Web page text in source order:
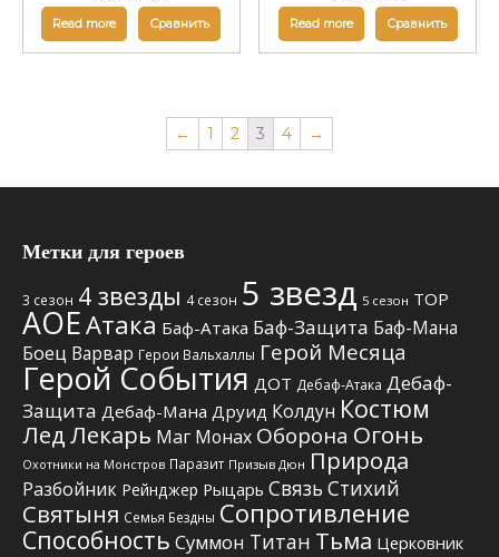
Read more Сравнить Read more Сравнить
← 1 2 3 4 →
Метки для героев
3 сезон 4 звезды 4 сезон 5 звезд 5 сезон TOP
АОЕАтака Баф-Атака Баф-Защита Баф-Мана
Боец Варвар Герои Вальхаллы Герой Месяца
Герой События ДОТ Дебаф-Атака Дебаф-
Защита Дебаф-Мана Друид Колдун Костюм
ЛедЛекарь Маг Монах Оборона Огонь
Охотники на Монстров Паразит Призыв Дюн Природа
Разбойник Рейнджер Рыцарь Связь Стихий
Святыня Семья Бездны Сопротивление
Способность Суммон Титан Тьма Церковник